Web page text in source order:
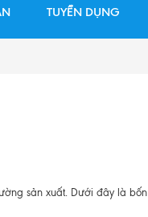
TUYỂN DỤNG
sản xuất. Dưới đây là